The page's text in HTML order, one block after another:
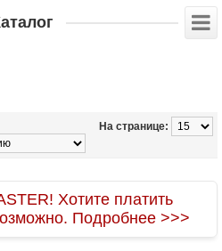
На странице:
Хотите платить
Подробнее >>>